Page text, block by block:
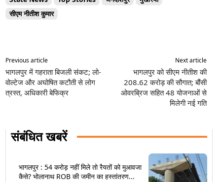
सीएम नीतीश कुमार
Previous article
भागलपुर में गहराता बिजली संकट; लो-
वोल्टेज और अघोषित कटौती से लोग
त्रस्त, अधिकारी बेफिक्र
Next article
भागलपुर को सीएम नीतीश की
208.62 करोड़ की सौगात; बौंसी
ओवरब्रिज सहित 48 योजनाओं से
मिलेगी नई गति
संबंधित खबरें
भागलपुर : 54 करोड़ नहीं मिले तो रैयतों को मुआवजा
कैसे? भोलानाथ ROB की जमीन का हस्तांतरण...